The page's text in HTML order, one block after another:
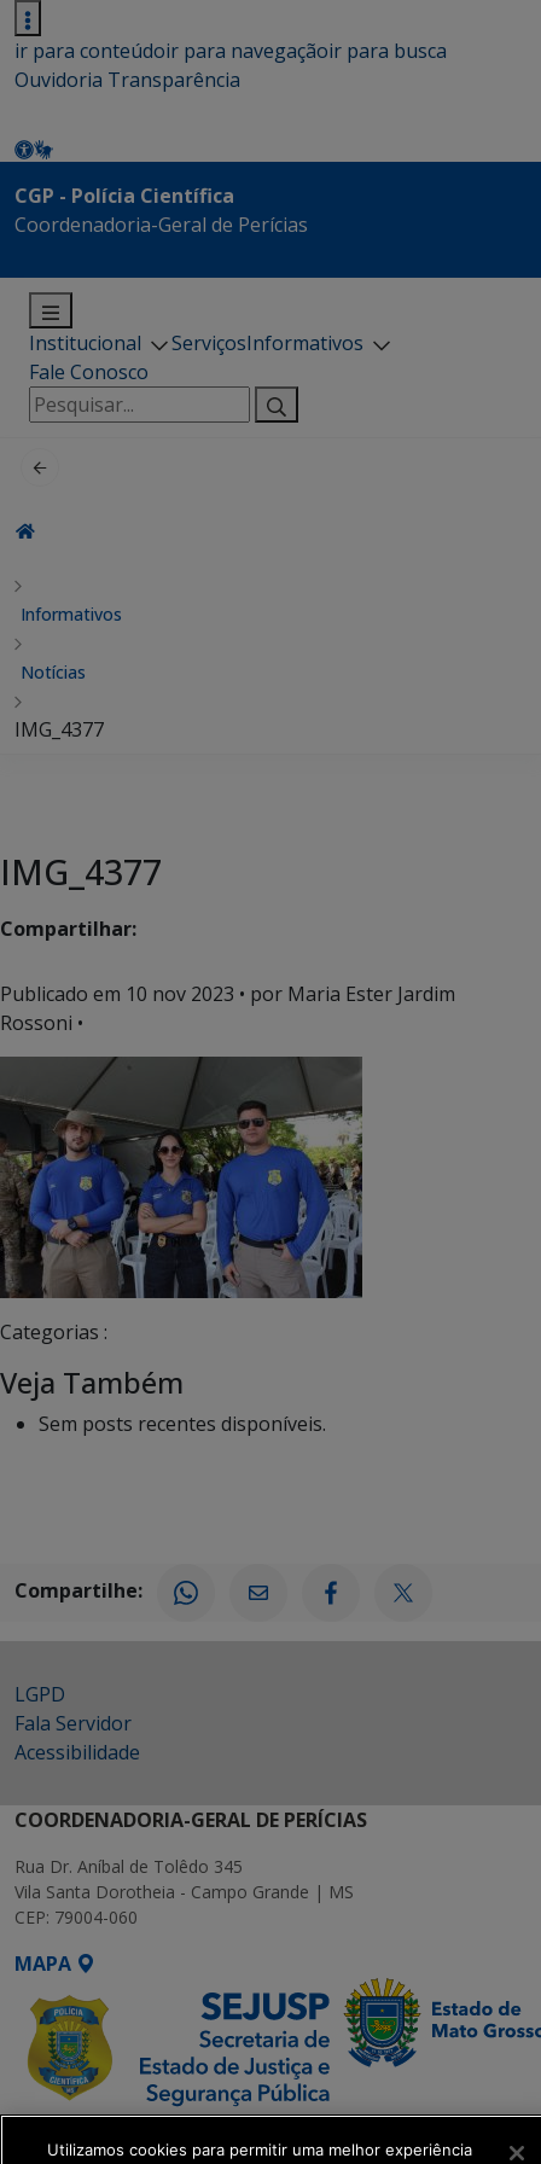
ir para conteúdoir para navegaçãoir para busca
Ouvidoria Transparência
CGP - Polícia Científica
Coordenadoria-Geral de Perícias
Institucional ServiçosInformativos
Fale Conosco
Pesquisar
por:
Informativos
Notícias
IMG_4377
IMG_4377
Compartilhar:
Publicado em 10 nov 2023 • por Maria Ester Jardim
Rossoni •
Categorias :
Veja Também
Sem posts recentes disponíveis.
Compartilhe:
LGPD
Fala Servidor
Acessibilidade
COORDENADORIA-GERAL DE PERÍCIAS
Rua Dr. Aníbal de Tolêdo 345
Vila Santa Dorotheia - Campo Grande | MS
CEP: 79004-060
MAPA
Utilizamos cookies para permitir uma melhor experiência